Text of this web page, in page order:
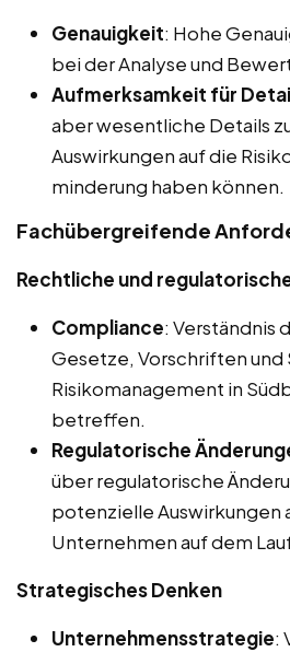
Genauigkeit: Hohe
bei der Analyse und
Aufmerksamkeit für
aber wesentliche Details
Auswirkungen auf die
minderung haben können.
Fachübergreifende
Rechtliche und
Compliance: Verständnis
Gesetze, Vorschriften und
Risikomanagement in
betreffen.
Regulatorische
über regulatorische
potenzielle Auswirkungen
Unternehmen auf dem
Strategisches Denken
Unternehmensstrategie: